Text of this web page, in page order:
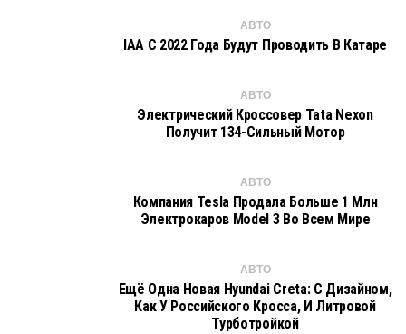
АВТО
IAA С 2022 Года Будут Проводить В Катаре
АВТО
Электрический Кроссовер Tata Nexon
Получит 134-Сильный Мотор
АВТО
Компания Tesla Продала Больше 1 Млн
Электрокаров Model 3 Во Всем Мире
АВТО
Ещё Одна Новая Hyundai Creta: С Дизайном,
Как У Российского Кросса, И Литровой
Турботройкой